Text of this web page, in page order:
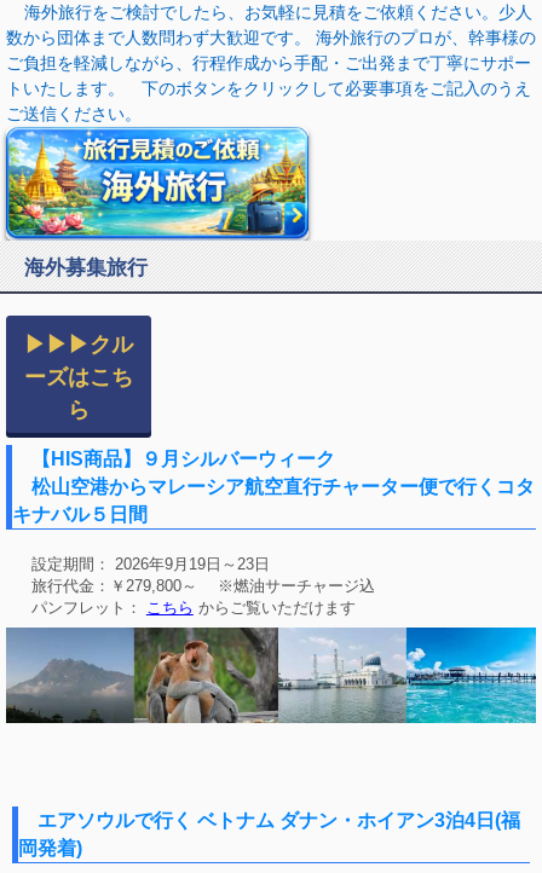
海外旅行をご検討でしたら、お気軽に見積をご依頼ください。少人
数から団体まで人数問わず大歓迎です。 海外旅行のプロが、幹事様の
ご負担を軽減しながら、行程作成から手配・ご出発まで丁寧にサポー
トいたします。 下のボタンをクリックして必要事項をご記入のうえ
ご送信ください。
海外募集旅行
▶▶▶クル
ーズはこち
ら
【HIS商品】９月シルバーウィーク
松山空港からマレーシア航空直行チャーター便で行くコタ
キナバル５日間
設定期間： 2026年9月19日～23日
旅行代金：￥279,800～ ※燃油サーチャージ込
パンフレット： こちら からご覧いただけます
エアソウルで行く ベトナム ダナン・ホイアン3泊4日(福
岡発着)